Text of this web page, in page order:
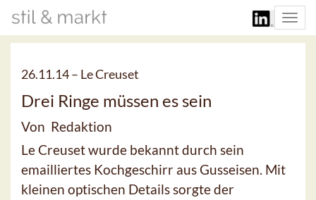
26.11.14 – Le Creuset
Drei Ringe müssen es sein
Von Redaktion
Le Creuset wurde bekannt durch sein
emailliertes Kochgeschirr aus Gusseisen. Mit
kleinen optischen Details sorgte der